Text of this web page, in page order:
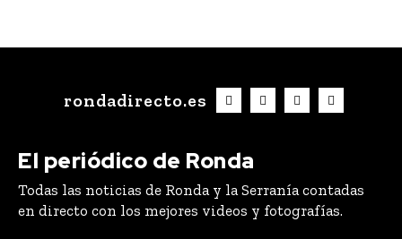
rondadirecto.es
El periódico de Ronda
Todas las noticias de Ronda y la Serranía contadas
en directo con los mejores videos y fotografías.